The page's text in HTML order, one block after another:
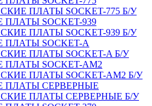
ПЛАТЫ SOCKET-775 Б/У
SOCKET-939
ПЛАТЫ SOCKET-939 Б/У
SOCKET-A
ПЛАТЫ SOCKET-A Б/У
SOCKET-AM2
ПЛАТЫ SOCKET-AM2 Б/У
ПЛАТЫ СЕРВЕРНЫЕ
ПЛАТЫ СЕРВЕРНЫЕ Б/У